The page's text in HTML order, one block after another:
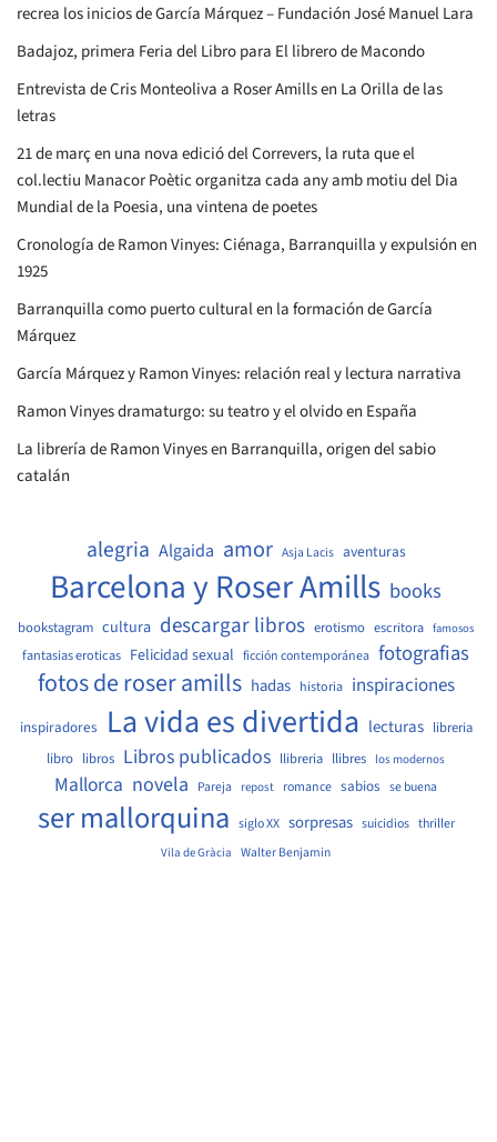
recrea los inicios de García Márquez – Fundación José Manuel Lara
Badajoz, primera Feria del Libro para El librero de Macondo
Entrevista de Cris Monteoliva a Roser Amills en La Orilla de las
letras
21 de març en una nova edició del Correvers, la ruta que el
col.lectiu Manacor Poètic organitza cada any amb motiu del Dia
Mundial de la Poesia, una vintena de poetes
Cronología de Ramon Vinyes: Ciénaga, Barranquilla y expulsión en
1925
Barranquilla como puerto cultural en la formación de García
Márquez
García Márquez y Ramon Vinyes: relación real y lectura narrativa
Ramon Vinyes dramaturgo: su teatro y el olvido en España
La librería de Ramon Vinyes en Barranquilla, origen del sabio
catalán
alegria Algaida amor Asja Lacis aventuras
Barcelona y Roser Amills books
bookstagram cultura descargar libros erotismo escritora famosos
fantasias eroticas Felicidad sexual ficción contemporánea fotografias
fotos de roser amills hadas historia inspiraciones
inspiradores La vida es divertida lecturas libreria
libro libros Libros publicados llibreria llibres los modernos
Mallorca novela Pareja repost romance sabios se buena
ser mallorquina siglo XX sorpresas suicidios thriller
Vila de Gràcia Walter Benjamin